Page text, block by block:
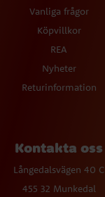
Vanliga frågor
Köpvillkor
REA
Nyheter
Returinformation
Kontakta oss
Långedalsvägen 40 C
455 32 Munkedal